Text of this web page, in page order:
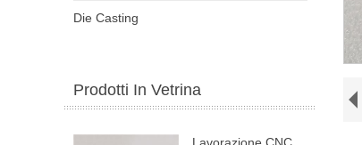
Die Casting
Prodotti In Vetrina
Lavorazione CNC